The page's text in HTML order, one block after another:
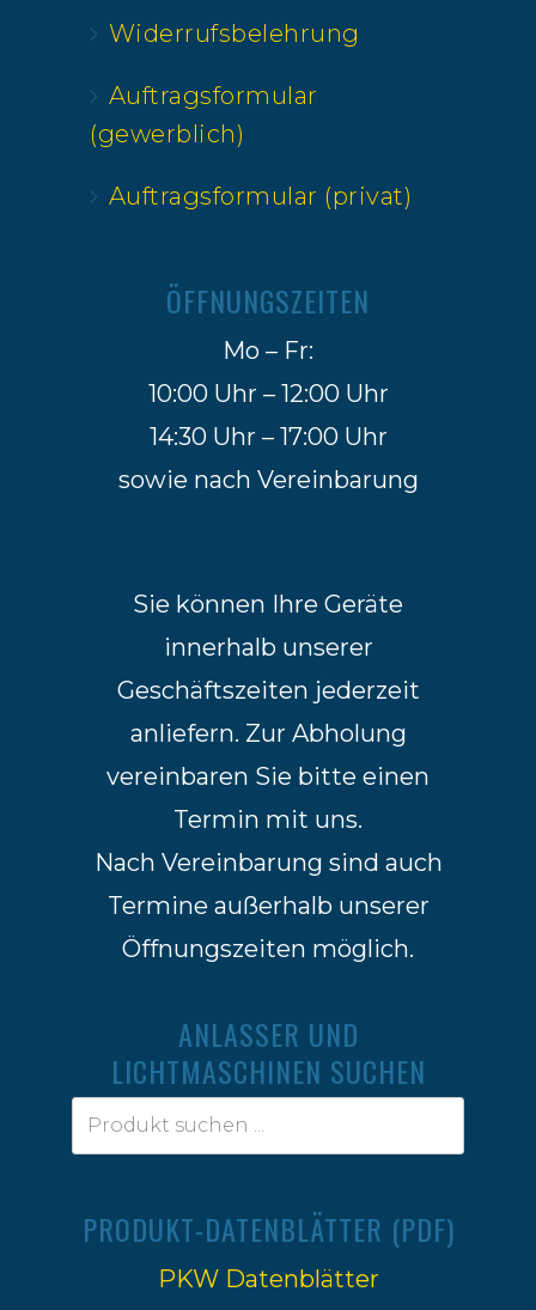
Widerrufsbelehrung
Auftragsformular
(gewerblich)
Auftragsformular (privat)
ÖFFNUNGSZEITEN
Mo – Fr:
10:00 Uhr – 12:00 Uhr
14:30 Uhr – 17:00 Uhr
sowie nach Vereinbarung
Sie können Ihre Geräte
innerhalb unserer
Geschäftszeiten jederzeit
anliefern. Zur Abholung
vereinbaren Sie bitte einen
Termin mit uns.
Nach Vereinbarung sind auch
Termine außerhalb unserer
Öffnungszeiten möglich.
ANLASSER UND
LICHTMASCHINEN SUCHEN
PRODUKT-DATENBLÄTTER (PDF)
PKW Datenblätter